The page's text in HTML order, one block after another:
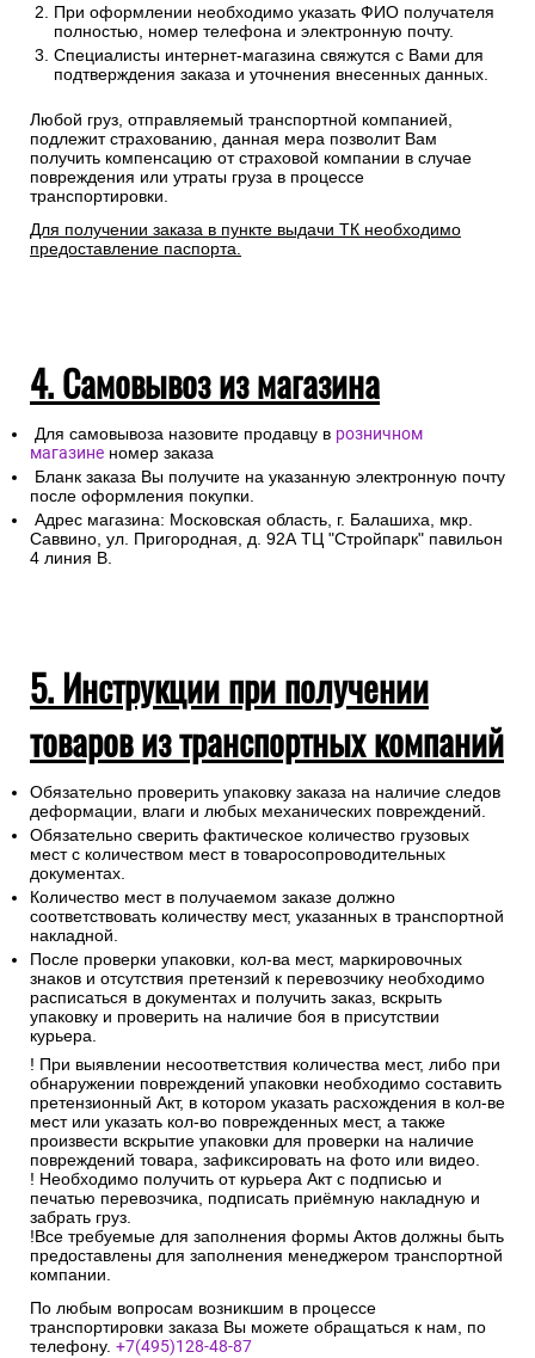
При оформлении необходимо указать ФИО получателя
полностью, номер телефона и электронную почту.
Специалисты интернет-магазина свяжутся с Вами для
подтверждения заказа и уточнения внесенных данных.
Любой груз, отправляемый транспортной компанией,
подлежит страхованию, данная мера позволит Вам
получить компенсацию от страховой компании в случае
повреждения или утраты груза в процессе
транспортировки.
Для получении заказа в пункте выдачи ТК необходимо
предоставление паспорта.
4. Самовывоз из магазина
Для самовывоза назовите продавцу в розничном
магазине номер заказа
Бланк заказа Вы получите на указанную электронную почту
после оформления покупки.
Адрес магазина: Московская область, г. Балашиха, мкр.
Саввино, ул. Пригородная, д. 92А ТЦ "Стройпарк" павильон
4 линия В.
5. Инструкции при получении
товаров из транспортных компаний
Обязательно проверить упаковку заказа на наличие следов
деформации, влаги и любых механических повреждений.
Обязательно сверить фактическое количество грузовых
мест с количеством мест в товаросопроводительных
документах.
Количество мест в получаемом заказе должно
соответствовать количеству мест, указанных в транспортной
накладной.
После проверки упаковки, кол-ва мест, маркировочных
знаков и отсутствия претензий к перевозчику необходимо
расписаться в документах и получить заказ, вскрыть
упаковку и проверить на наличие боя в присутствии
курьера.
! При выявлении несоответствия количества мест, либо при
обнаружении повреждений упаковки необходимо составить
претензионный Акт, в котором указать расхождения в кол-ве
мест или указать кол-во поврежденных мест, а также
произвести вскрытие упаковки для проверки на наличие
повреждений товара, зафиксировать на фото или видео.
! Необходимо получить от курьера Акт с подписью и
печатью перевозчика, подписать приёмную накладную и
забрать груз.
!Все требуемые для заполнения формы Актов должны быть
предоставлены для заполнения менеджером транспортной
компании.
По любым вопросам возникшим в процессе
транспортировки заказа Вы можете обращаться к нам, по
телефону. +7(495)128-48-87